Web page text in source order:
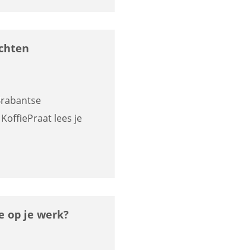
lees je
op je werk?